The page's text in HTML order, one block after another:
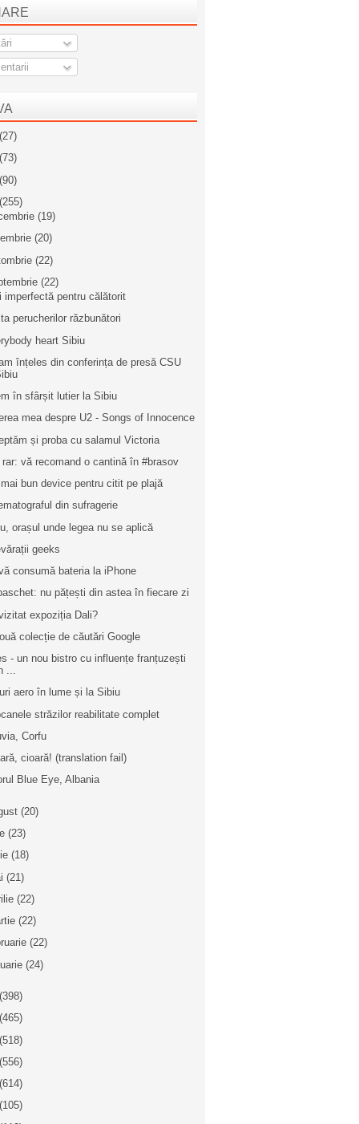
(27)
(73)
(90)
(255)
(19)
(20)
(22)
(22)
imperfectă pentru călătorit
perucherilor răzbunători
heart Sibiu
înțeles din conferința de presă CSU
în sfârșit lutier la Sibiu
mea despre U2 - Songs of Innocence
și proba cu salamul Victoria
rar: vă recomand o cantină în #brasov
bun device pentru citit pe plajă
din sufragerie
orașul unde legea nu se aplică
geeks
consumă bateria la iPhone
nu pățești din astea în fiecare zi
expoziția Dali?
colecție de căutări Google
- un nou bistro cu influențe franțuzești
...
aero în lume și la Sibiu
străzilor reabilitate complet
Corfu
cioară! (translation fail)
Blue Eye, Albania
(20)
(23)
(18)
(21)
(22)
(22)
(22)
(24)
(398)
(465)
(518)
(556)
(614)
(105)